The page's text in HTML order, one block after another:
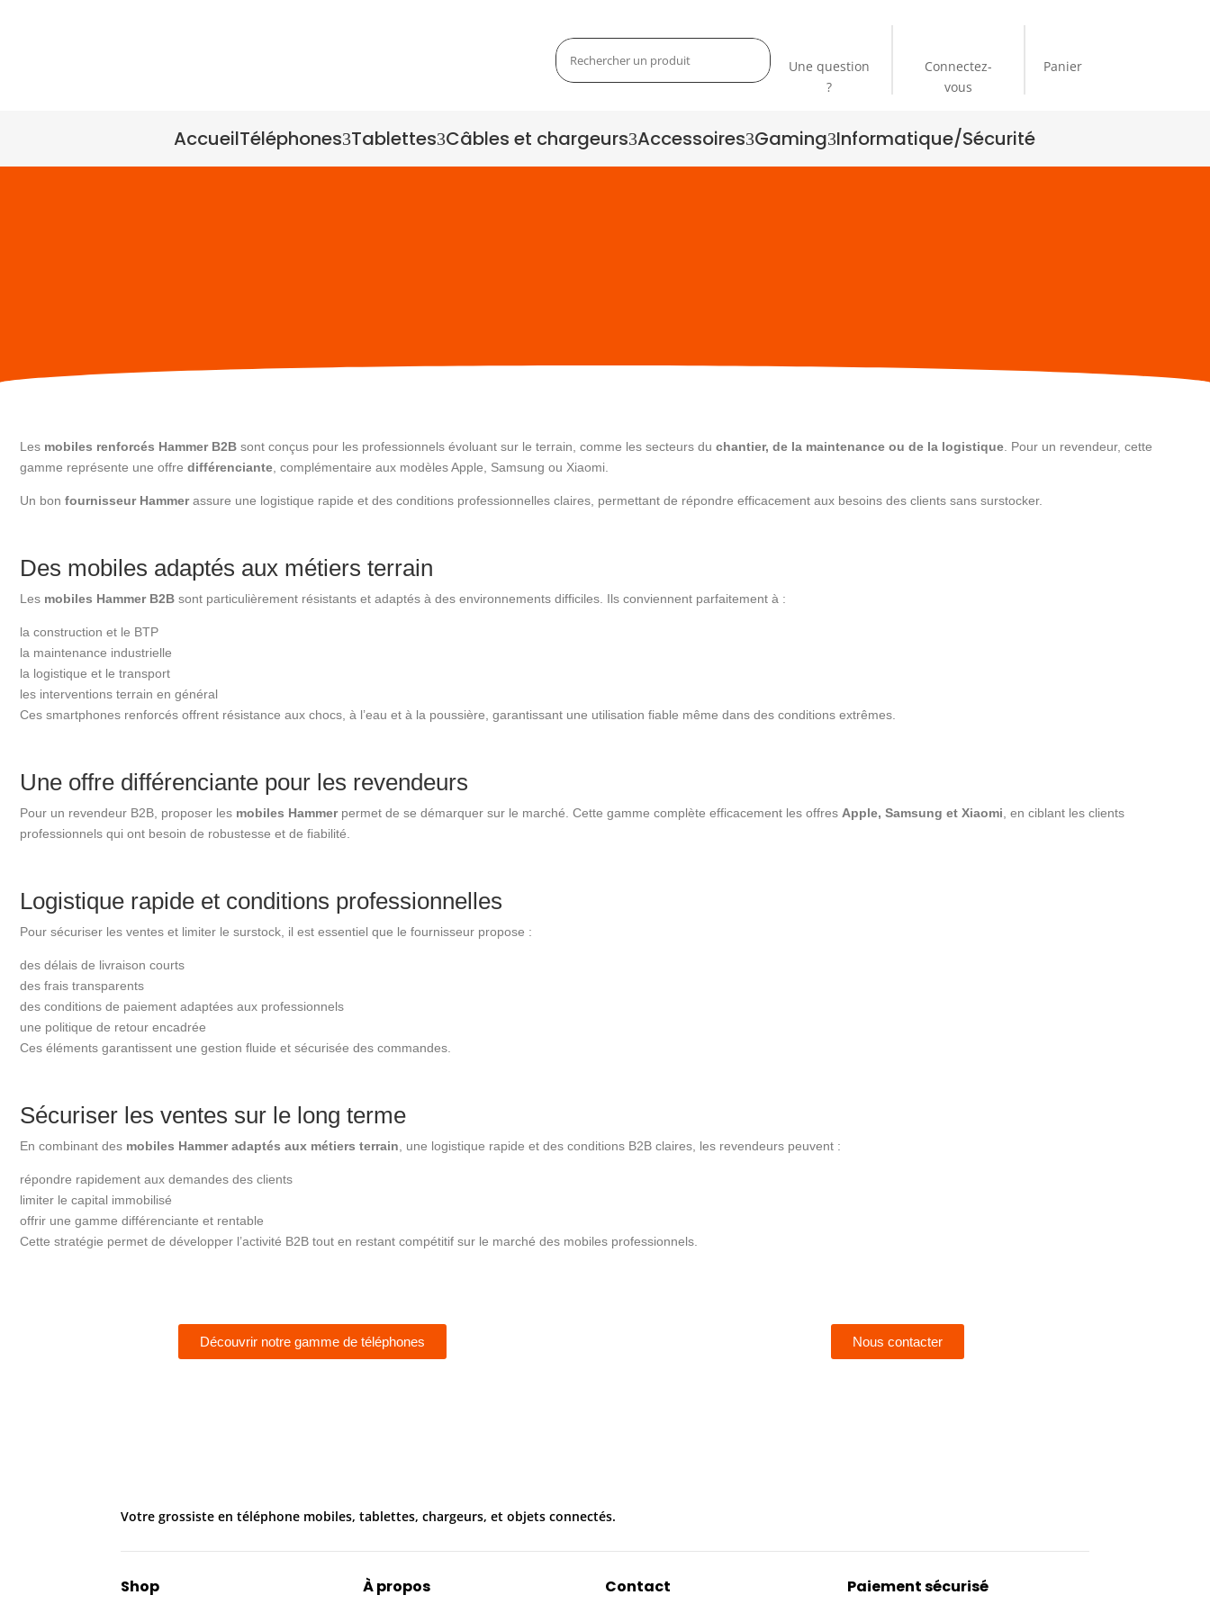
Une question
?
Connectez-
vous
Panier
AccueilTéléphones3Tablettes3Câbles et chargeurs3Accessoires3Gaming3Informatique/Sécurité
Les mobiles renforcés Hammer B2B sont conçus pour les professionnels évoluant sur le terrain, comme les secteurs du chantier, de la maintenance ou de la logistique . Pour un revendeur, cette
gamme représente une offre différenciante , complémentaire aux modèles Apple, Samsung ou Xiaomi.
Un bon fournisseur Hammerassure une logistique rapide et des conditions professionnelles claires, permettant de répondre efficacement aux besoins des clients sans surstocker.
Des mobiles adaptés aux métiers terrain
Les mobiles Hammer B2B sont particulièrement résistants et adaptés à des environnements difficiles. Ils conviennent parfaitement à :
la construction et le BTP
la maintenance industrielle
la logistique et le transport
les interventions terrain en général
Ces smartphones renforcés offrent résistance aux chocs, à l’eau et à la poussière, garantissant une utilisation fiable même dans des conditions extrêmes.
Une offre différenciante pour les revendeurs
Pour un revendeur B2B, proposer les mobiles Hammerpermet de se démarquer sur le marché. Cette gamme complète efficacement les offres Apple, Samsung et Xiaomi , en ciblant les clients
professionnels qui ont besoin de robustesse et de fiabilité.
Logistique rapide et conditions professionnelles
Pour sécuriser les ventes et limiter le surstock, il est essentiel que le fournisseur propose :
des délais de livraison courts
des frais transparents
des conditions de paiement adaptées aux professionnels
une politique de retour encadrée
Ces éléments garantissent une gestion fluide et sécurisée des commandes.
Sécuriser les ventes sur le long terme
En combinant des mobiles Hammer adaptés aux métiers terrain , une logistique rapide et des conditions B2B claires, les revendeurs peuvent :
répondre rapidement aux demandes des clients
limiter le capital immobilisé
offrir une gamme différenciante et rentable
Cette stratégie permet de développer l’activité B2B tout en restant compétitif sur le marché des mobiles professionnels.
Découvrir notre gamme de téléphones Nous contacter
Votre grossiste en téléphone mobiles, tablettes, chargeurs, et objets connectés.
Shop À propos Contact Paiement sécurisé